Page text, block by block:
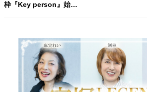
枠『Key person』始…